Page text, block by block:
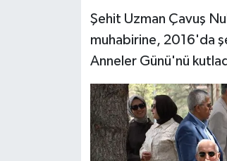
Şehit Uzman Çavuş
muhabirine, 2016'da
Anneler Günü'nü